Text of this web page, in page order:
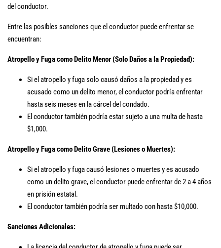
del conductor.
Entre las posibles sanciones que el conductor puede enfrentar se
encuentran:
Atropello y Fuga como Delito Menor (Solo Daños a la Propiedad):
Si el atropello y fuga solo causó daños a la propiedad y es
acusado como un delito menor, el conductor podría enfrentar
hasta seis meses en la cárcel del condado.
El conductor también podría estar sujeto a una multa de hasta
$1,000.
Atropello y Fuga como Delito Grave (Lesiones o Muertes):
Si el atropello y fuga causó lesiones o muertes y es acusado
como un delito grave, el conductor puede enfrentar de 2 a 4 años
en prisión estatal.
El conductor también podría ser multado con hasta $10,000.
Sanciones Adicionales: